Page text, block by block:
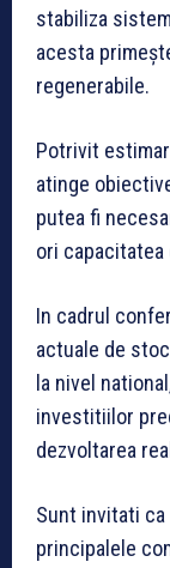
stabiliza
acesta
regenerabile.
Potrivit
atinge
putea fi
ori
In cadrul
actuale de
la nivel
investitiilor
dezvoltarea
Sunt invitati
principalele